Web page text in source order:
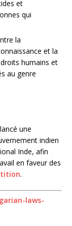
et
qui
la
et la
humains et
au genre
une
indien
Inde, afin
en faveur des
.
laws-